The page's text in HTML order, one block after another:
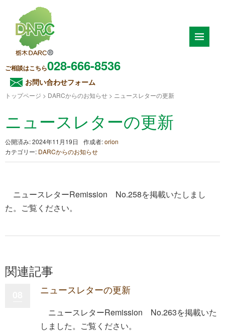
ご相談はこちら028-666-8536
お問い合わせフォーム
トップページ > DARCからのお知らせ > ニュースレターの更新
ニュースレターの更新
公開済み: 2024年11月19日 作成者:orion
カテゴリー: DARCからのお知らせ
ニュースレターRemission No.258を掲載いたしまし
た。ご覧ください。
関連記事
ニュースレターの更新
ニュースレターRemission No.263を掲載いた
しました。ご覧ください。